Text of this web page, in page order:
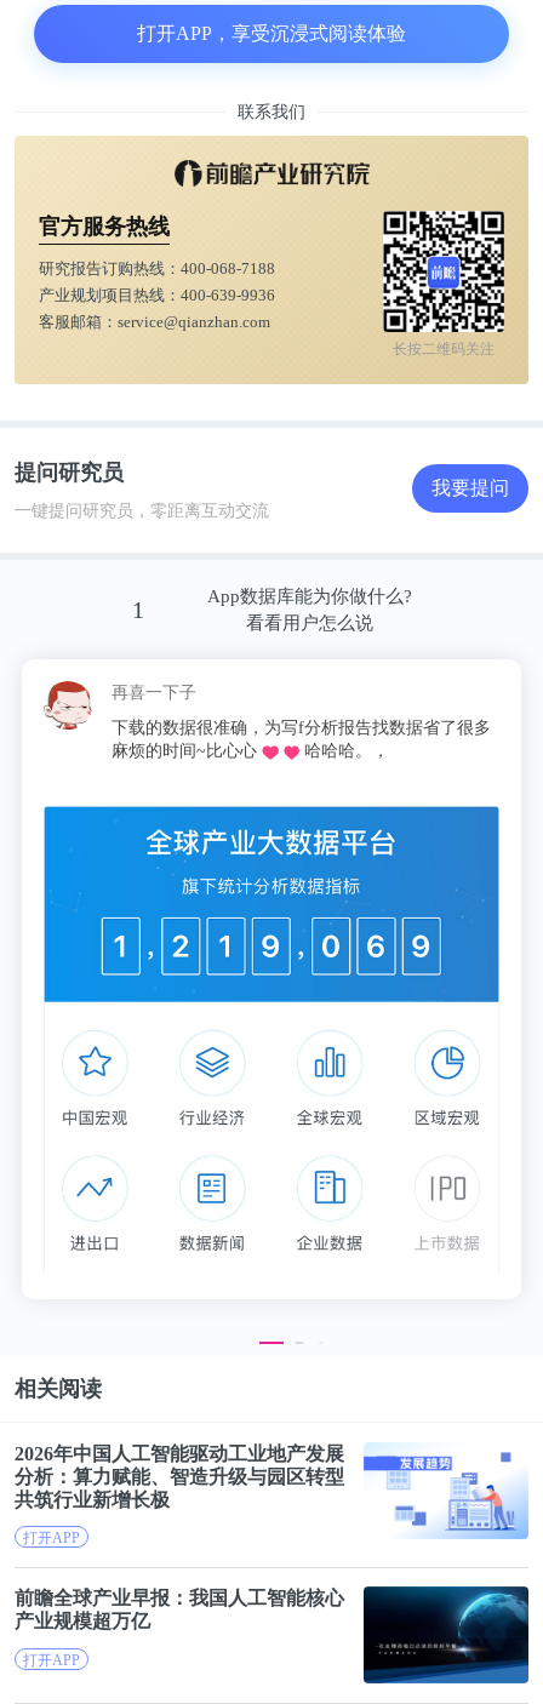
打开APP，享受沉浸式阅读体验
联系我们
官方服务热线
研究报告订购热线： 400-068-7188
产业规划项目热线： 400-639-9936
客服邮箱： service@qianzhan.com
长按二维码关注
提问研究员
一键提问研究员，零距离互动交流
我要提问
1
App数据库能为你做什么?
看看用户怎么说
再喜一下子
下载的数据很准确，为写f分析报告找数据省了很多
麻烦的时间~比心心
哈哈哈。，
相关阅读
2026年中国 人工智能驱动工业地产发展
分析：算力赋能、智造升级与园区转型
共筑行业新增长极
打开APP
前瞻全球产业早报：我国 人工智能核心
产业规模超万亿
打开APP